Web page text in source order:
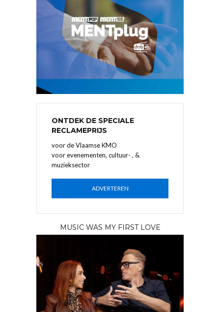
ONTDEK DE SPECIALE
RECLAMEPRIJS
voor de Vlaamse KMO
voor evenementen, cultuur- , &
muzieksector
ADVERTEREN
MUSIC WAS MY FIRST LOVE